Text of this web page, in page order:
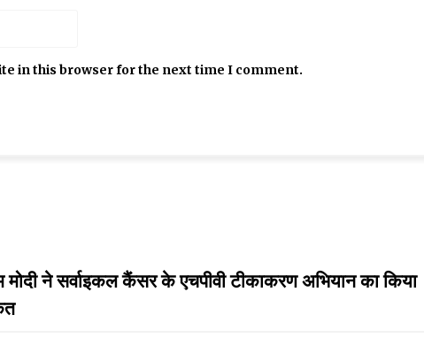
in this browser for the next time I comment.
ने सर्वाइकल कैंसर के एचपीवी टीकाकरण अभियान का किया